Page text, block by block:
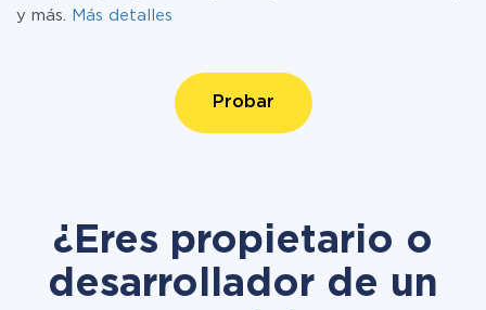
y más.
Más detalles
Probar
¿Eres propietario o
desarrollador de un